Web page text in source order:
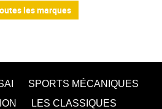
les marques
SPORTS MÉCANIQUES
LES CLASSIQUES